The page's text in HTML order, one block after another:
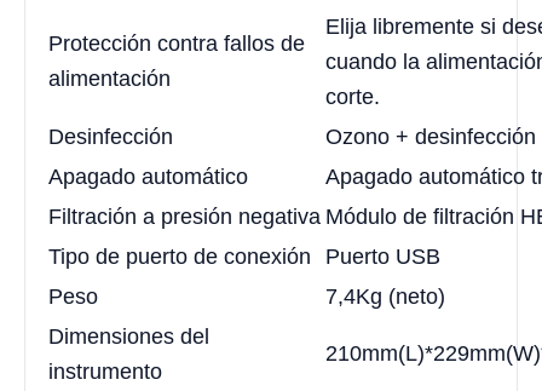
Protección contra fallos de
alimentación
Elija libremente si
cuando la
corte.
Desinfección
Ozono + desinfección
Apagado automático
Apagado automático
Filtración a presión negativa Módulo de filtración
Tipo de puerto de conexión
Puerto USB
Peso
7,4Kg (neto)
Dimensiones del
instrumento